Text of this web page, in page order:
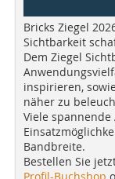
Bricks Ziegel
Sichtbarkeit
Dem Ziegel
inspirieren,
näher zu
Viele
Bandbreite.
Bestellen Sie
Profil-Buchshop